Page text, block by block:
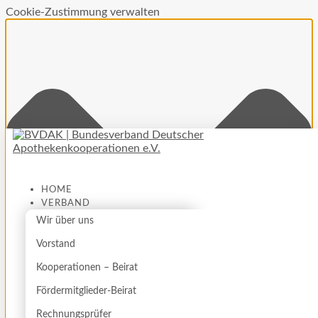
Cookie-Zustimmung verwalten
HOME
VERBAND
Wir über uns
Vorstand
Kooperationen – Beirat
Fördermitglieder-Beirat
Rechnungsprüfer